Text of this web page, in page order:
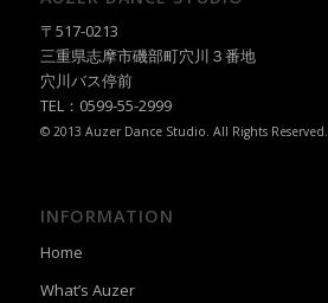
〒517-0213
三重県志摩市磯部町穴川３番地
穴川バス停前
TEL：0599-55-2999
© 2013 Auzer Dance Studio. All Rights Reserved.
INFORMATION
Home
What’s Auzer